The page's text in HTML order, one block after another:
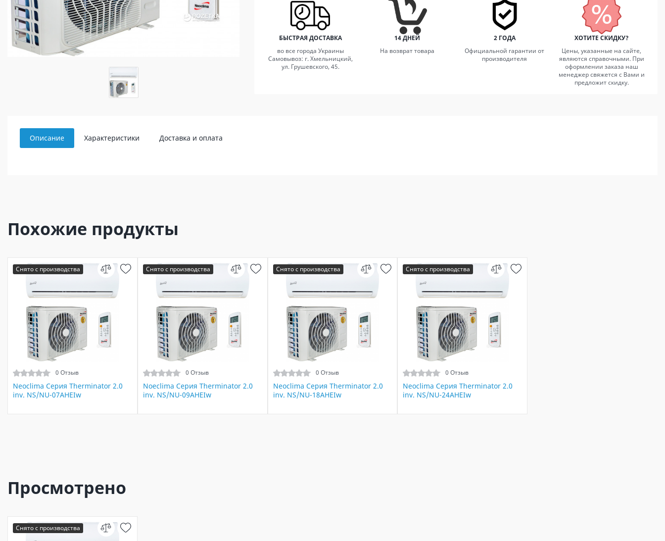
БЫСТРАЯ ДОСТАВКА
во все города Украины
Самовывоз: г. Хмельницкий,
ул. Грушевского, 45.
14 ДНЕЙ
На возврат товара
2 ГОДА
Официальной гарантии от
производителя
ХОТИТЕ СКИДКУ?
Цены, указанные на сайте,
являются справочными. При
оформлении заказа наш
менеджер свяжется с Вами и
предложит скидку.
Описание Характеристики Доставка и оплата
Похожие продукты
Снято с производства
0 Отзыв
Neoclima Серия Therminator 2.0
inv. NS/NU-07AHEIw
Снято с производства
0 Отзыв
Noeclima Серия Therminator 2.0
inv. NS/NU-09AHEIw
Снято с производства
0 Отзыв
Neoclima Серия Therminator 2.0
inv. NS/NU-18AHEIw
Снято с производства
0 Отзыв
Neoclima Серия Therminator 2.0
inv. NS/NU-24AHEIw
Просмотрено
Снято с производства